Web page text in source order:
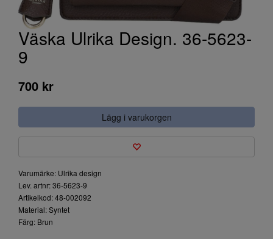
Väska Ulrika Design. 36-5623-
9
700 kr
Lägg i varukorgen
Varumärke: Ulrika design
Lev. artnr: 36-5623-9
Artikelkod: 48-002092
Material: Syntet
Färg: Brun